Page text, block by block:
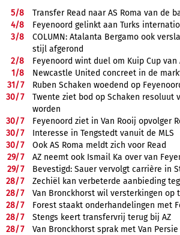
5/8
Transfer Read naar AS Roma van de
4/8
Feyenoord gelinkt aan Turks
3/8
COLUMN: Atalanta Bergamo ook
stijl afgerond
2/8
Feyenoord wint duel om Kuip Cup van
1/8
Newcastle United concreet in de
31/7
Ruben Schaken woedend op
30/7
Twente ziet bod op Schaken resoluut
worden
30/7
Feyenoord ziet in Van Rooij opvolger
30/7
Interesse in Tengstedt vanuit de MLS
30/7
Ook AS Roma meldt zich voor Read
29/7
AZ neemt ook Ismail Ka over van
29/7
Bevestigd: Sauer vervolgt carrière in
28/7
Zechiël kan verbeterde aanbieding
28/7
Van Bronckhorst wil versterkingen op
28/7
Forest staakt onderhandelingen met
28/7
Stengs keert transfervrij terug bij AZ
28/7
Van Bronckhorst sprak met Van